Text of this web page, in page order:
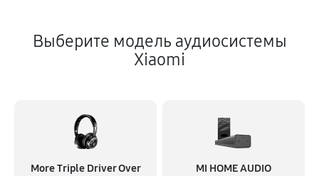
Выберите модель аудиосистемы
Xiaomi
More Triple Driver Over
MI HOME AUDIO